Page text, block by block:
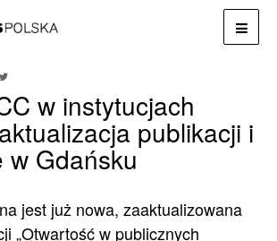
w instytucjach
publikacji i
w Gdańsku
jest już nowa, zaaktualizowana
„Otwartość w publicznych